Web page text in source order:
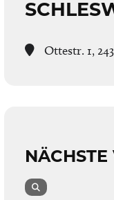
Ottestr. 1,